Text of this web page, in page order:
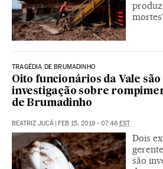
TRAGÉDIA DE BRUMADINHO
Oito funcionários da Vale
investigação sobre
de Brumadinho
BEATRIZ JUCÁ | FEB 15, 2019 - 07:46 EST
Dois
são